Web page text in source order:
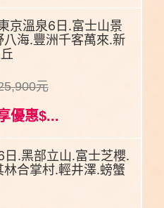
京溫泉6日.富士山景
海.豐洲千客萬來.新
元
優惠$...
.黑部立山.富士芝櫻.
合掌村.輕井澤.螃蟹